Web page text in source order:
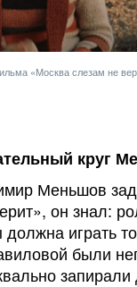
«Москва слезам не
круг
Меньшов
он знал:
играть
были